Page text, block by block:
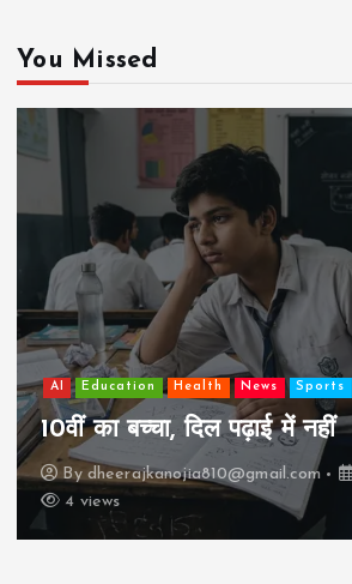
You Missed
AI Education Health News Sports
10वीं का बच्चा, दिल पढ़ाई में नहीं
By dheerajkanojia810@gmail.com
4 views